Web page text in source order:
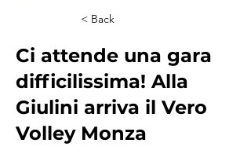
< Back
Ci attende una gara
difficilissima! Alla
Giulini arriva il Vero
Volley Monza